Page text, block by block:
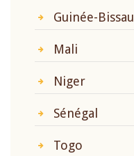
Guinée-Bissau
Mali
Niger
Sénégal
Togo